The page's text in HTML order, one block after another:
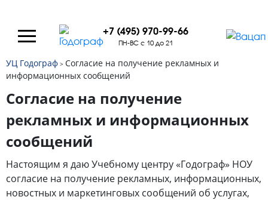
+7 (495) 970-99-66
ПН-ВС с 10 до 21
УЦ Годограф > Согласие на получение рекламных и
информационных сообщений
Согласие на получение
рекламных и информационных
сообщений
Настоящим я даю Учебному центру «Годограф» НОУ
согласие на получение рекламных, информационных,
новостных и маркетинговых сообщений об услугах,